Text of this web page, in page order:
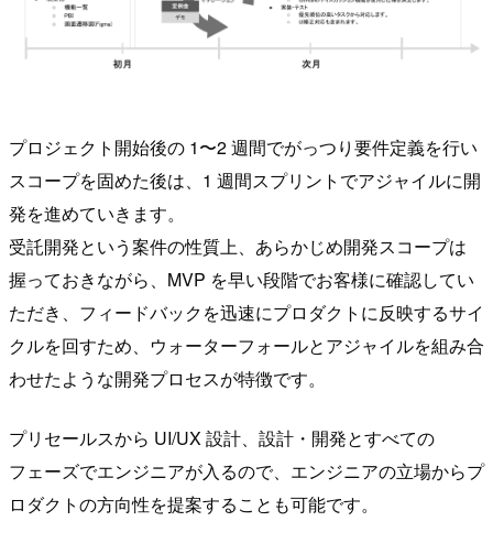
プロジェクト開始後の 1〜2 週間でがっつり要件定義を行い
スコープを固めた後は、1 週間スプリントでアジャイルに開
発を進めていきます。
受託開発という案件の性質上、あらかじめ開発スコープは
握っておきながら、MVP を早い段階でお客様に確認してい
ただき、フィードバックを迅速にプロダクトに反映するサイ
クルを回すため、ウォーターフォールとアジャイルを組み合
わせたような開発プロセスが特徴です。
プリセールスから UI/UX 設計、設計・開発とすべての
フェーズでエンジニアが入るので、エンジニアの立場からプ
ロダクトの方向性を提案することも可能です。